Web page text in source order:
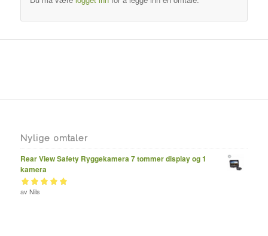
Nylige omtaler
Rear View Safety Ryggekamera 7 tommer display og 1
kamera
Vurdert
av Nils